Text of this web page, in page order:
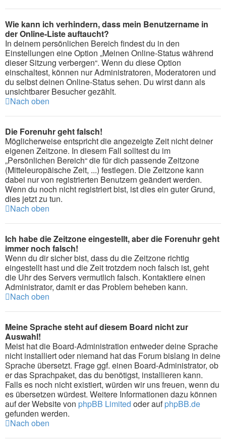
Wie kann ich verhindern, dass mein Benutzername in
der Online-Liste auftaucht?
In deinem persönlichen Bereich findest du in den
Einstellungen eine Option „Meinen Online-Status während
dieser Sitzung verbergen“. Wenn du diese Option
einschaltest, können nur Administratoren, Moderatoren und
du selbst deinen Online-Status sehen. Du wirst dann als
unsichtbarer Besucher gezählt.
Nach oben
Die Forenuhr geht falsch!
Möglicherweise entspricht die angezeigte Zeit nicht deiner
eigenen Zeitzone. In diesem Fall solltest du im
„Persönlichen Bereich“ die für dich passende Zeitzone
(Mitteleuropäische Zeit, ...) festlegen. Die Zeitzone kann
dabei nur von registrierten Benutzern geändert werden.
Wenn du noch nicht registriert bist, ist dies ein guter Grund,
dies jetzt zu tun.
Nach oben
Ich habe die Zeitzone eingestellt, aber die Forenuhr geht
immer noch falsch!
Wenn du dir sicher bist, dass du die Zeitzone richtig
eingestellt hast und die Zeit trotzdem noch falsch ist, geht
die Uhr des Servers vermutlich falsch. Kontaktiere einen
Administrator, damit er das Problem beheben kann.
Nach oben
Meine Sprache steht auf diesem Board nicht zur
Auswahl!
Meist hat die Board-Administration entweder deine Sprache
nicht installiert oder niemand hat das Forum bislang in deine
Sprache übersetzt. Frage ggf. einen Board-Administrator, ob
er das Sprachpaket, das du benötigst, installieren kann.
Falls es noch nicht existiert, würden wir uns freuen, wenn du
es übersetzen würdest. Weitere Informationen dazu können
auf der Website von phpBB Limited oder aufphpBB.de
gefunden werden.
Nach oben